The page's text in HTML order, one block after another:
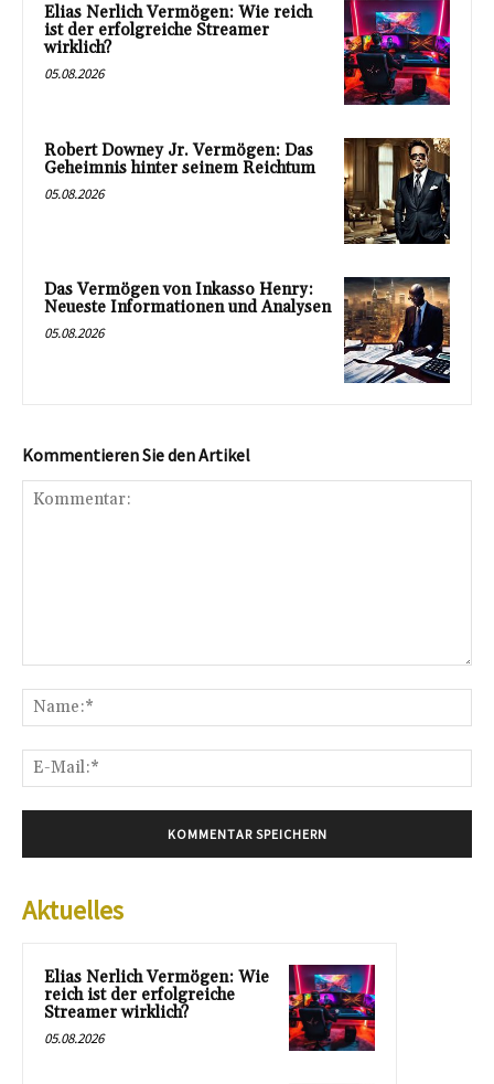
Elias Nerlich Vermögen: Wie reich
ist der erfolgreiche Streamer
wirklich?
05.08.2026
Robert Downey Jr. Vermögen: Das
Geheimnis hinter seinem Reichtum
05.08.2026
Das Vermögen von Inkasso Henry:
Neueste Informationen und Analysen
05.08.2026
Kommentieren Sie den Artikel
Aktuelles
Elias Nerlich Vermögen: Wie
reich ist der erfolgreiche
Streamer wirklich?
05.08.2026